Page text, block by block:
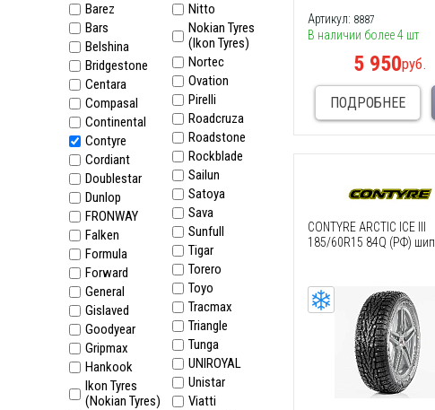
Barez
Bars
Belshina
Bridgestone
Centara
Compasal
Continental
Contyre
Cordiant
Doublestar
Dunlop
FRONWAY
Falken
Formula
Forward
General
Gislaved
Goodyear
Gripmax
Hankook
Ikon Tyres
(Nokian Tyres)
Nitto
Nokian Tyres
(Ikon Tyres)
Nortec
Ovation
Pirelli
Roadcruza
Roadstone
Rockblade
Sailun
Satoya
Sava
Sunfull
Tigar
Torero
Toyo
Tracmax
Triangle
Tunga
UNIROYAL
Unistar
Viatti
Артикул: 8887
В наличии более 4 шт
5 950руб.
ПОДРОБНЕЕ
CONTYRE ARCTIC ICE III
185/60R15 84Q (РФ) шип